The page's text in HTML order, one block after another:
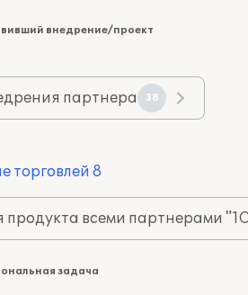
внедрение/проект
партнера 38
торговлей 8
продукта всеми партнерами
задача